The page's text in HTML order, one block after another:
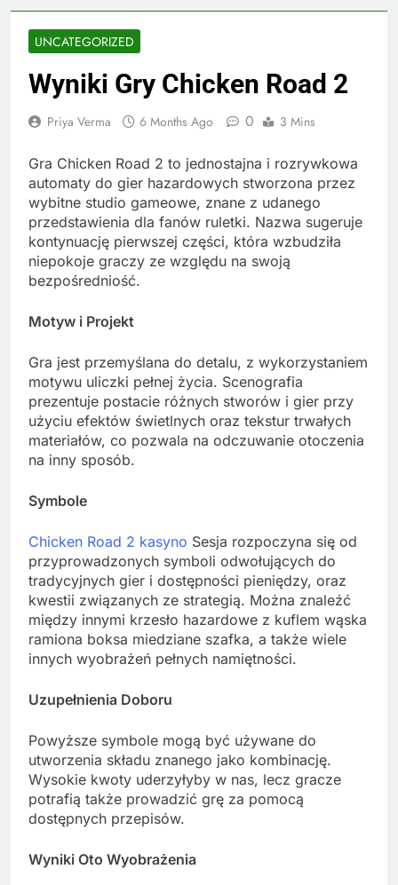
UNCATEGORIZED
Wyniki Gry Chicken Road 2
Priya Verma 6 Months Ago 0 3 Mins
Gra Chicken Road 2 to jednostajna i rozrywkowa
automaty do gier hazardowych stworzona przez
wybitne studio gameowe, znane z udanego
przedstawienia dla fanów ruletki. Nazwa sugeruje
kontynuację pierwszej części, która wzbudziła
niepokoje graczy ze względu na swoją
bezpośredniość.
Motyw i Projekt
Gra jest przemyślana do detalu, z wykorzystaniem
motywu uliczki pełnej życia. Scenografia
prezentuje postacie różnych stworów i gier przy
użyciu efektów świetlnych oraz tekstur trwałych
materiałów, co pozwala na odczuwanie otoczenia
na inny sposób.
Symbole
Chicken Road 2 kasyno Sesja rozpoczyna się od
przyprowadzonych symboli odwołujących do
tradycyjnych gier i dostępności pieniędzy, oraz
kwestii związanych ze strategią. Można znaleźć
między innymi krzesło hazardowe z kuflem wąska
ramiona boksa miedziane szafka, a także wiele
innych wyobrażeń pełnych namiętności.
Uzupełnienia Doboru
Powyższe symbole mogą być używane do
utworzenia składu znanego jako kombinację.
Wysokie kwoty uderzyłyby w nas, lecz gracze
potrafią także prowadzić grę za pomocą
dostępnych przepisów.
Wyniki Oto Wyobrażenia